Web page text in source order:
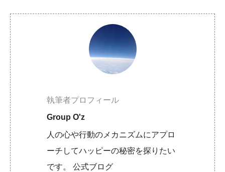
執筆者プロフィール
Group O'z
人の心や行動のメカニズムにアプロ
ーチしてハッピーの秘密を探りたい
です。 公式ブログ